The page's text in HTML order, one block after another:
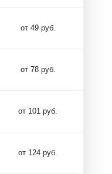
от 49 руб.
от 78 руб.
от 101 руб.
от 124 руб.